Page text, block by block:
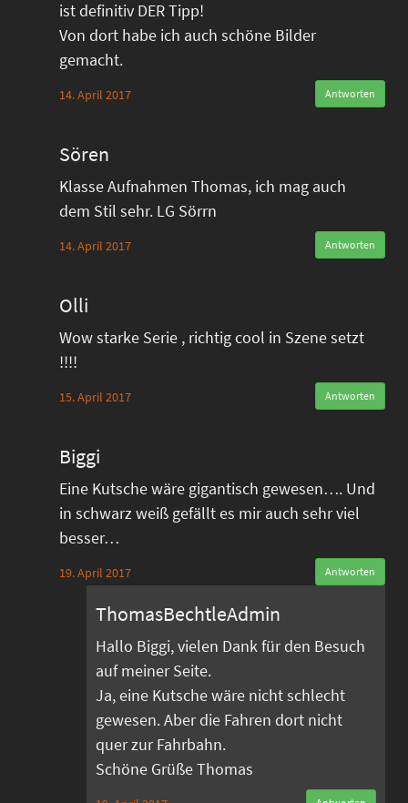
ist definitiv DER Tipp!
Von dort habe ich auch schöne Bilder
gemacht.
14. April 2017 Antworten
Sören
Klasse Aufnahmen Thomas, ich mag auch
dem Stil sehr. LG Sörrn
14. April 2017 Antworten
Olli
Wow starke Serie , richtig cool in Szene setzt
!!!!
15. April 2017 Antworten
Biggi
Eine Kutsche wäre gigantisch gewesen…. Und
in schwarz weiß gefällt es mir auch sehr viel
besser…
19. April 2017 Antworten
ThomasBechtleAdmin
Hallo Biggi, vielen Dank für den Besuch
auf meiner Seite.
Ja, eine Kutsche wäre nicht schlecht
gewesen. Aber die Fahren dort nicht
quer zur Fahrbahn.
Schöne Grüße Thomas